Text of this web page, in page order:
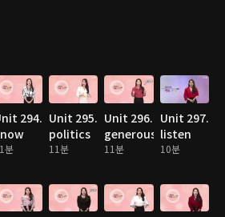
294.
분
Unit 295.
politics
11분
Unit 296.
generous
11분
Unit 297.
listen
10분